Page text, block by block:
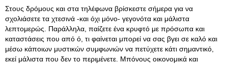
Στους δρόμους και στα τηλέφωνα βρίσκεστε σήμερα για να
σχολιάσετε τα χτεσινά -και όχι μόνο- γεγονότα και μάλιστα
λεπτομερώς. Παράλληλα, παίζετε ένα κρυφτό με πρόσωπα και
καταστάσεις που από ό, τι φαίνεται μπορεί να σας βγει σε καλό και
μέσω κάποιων μυστικών συμφωνιών να πετύχετε κάτι σημαντικό,
εκεί μάλιστα που δεν το περιμένετε. Μπόνους οικονομικά και